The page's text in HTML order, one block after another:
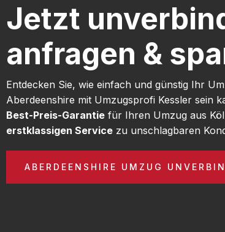
Jetzt
anfragen &
Entdecken Sie, wie einfach und günstig Ihr
Aberdeenshire mit Umzugsprofi Kessler sein
Best-Preis-Garantie für Ihren Umzug aus
erstklassigen Service zu unschlagbaren
ABERDEENSHIRE UMZUG